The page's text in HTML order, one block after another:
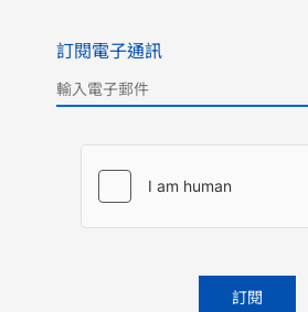
訂閱電子通訊